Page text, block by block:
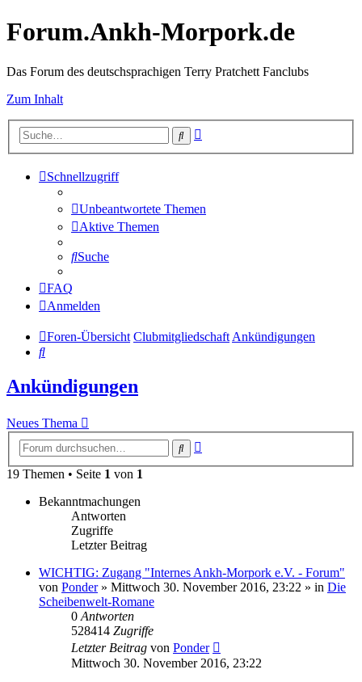
Forum.Ankh-Morpork.de
Das Forum des deutschsprachigen Terry Pratchett Fanclubs
Zum Inhalt
Suche
Schnellzugriff
Unbeantwortete Themen
Aktive Themen
Suche
FAQ
Anmelden
Foren-Übersicht ClubmitgliedschaftAnkündigungen
Suche
Ankündigungen
Neues Thema
Suche
19 Themen • Seite 1 von 1
Bekanntmachungen
Antworten
Zugriffe
Letzter Beitrag
WICHTIG: Zugang "Internes Ankh-Morpork e.V. - Forum"
von Ponder» Mittwoch 30. November 2016, 23:22 » in Die
Scheibenwelt-Romane
0 Antworten
528414 Zugriffe
Letzter Beitrag von Ponder
Mittwoch 30. November 2016, 23:22